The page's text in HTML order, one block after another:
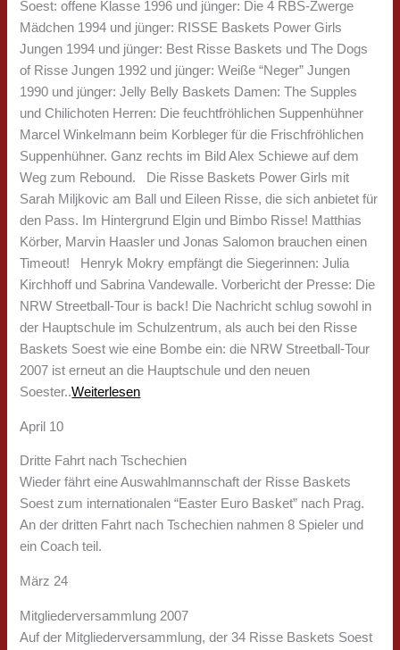
Soest: offene Klasse 1996 und jünger: Die 4 RBS-Zwerge
Mädchen 1994 und jünger: RISSE Baskets Power Girls
Jungen 1994 und jünger: Best Risse Baskets und The Dogs
of Risse Jungen 1992 und jünger: Weiße “Neger” Jungen
1990 und jünger: Jelly Belly Baskets Damen: The Supples
und Chilichoten Herren: Die feuchtfröhlichen Suppenhühner
Marcel Winkelmann beim Korbleger für die Frischfröhlichen
Suppenhühner. Ganz rechts im Bild Alex Schiewe auf dem
Weg zum Rebound. Die Risse Baskets Power Girls mit
Sarah Miljkovic am Ball und Eileen Risse, die sich anbietet für
den Pass. Im Hintergrund Elgin und Bimbo Risse! Matthias
Körber, Marvin Haasler und Jonas Salomon brauchen einen
Timeout! Henryk Mokry empfängt die Siegerinnen: Julia
Kirchhoff und Sabrina Vandewalle. Vorbericht der Presse: Die
NRW Streetball-Tour is back! Die Nachricht schlug sowohl in
der Hauptschule im Schulzentrum, als auch bei den Risse
Baskets Soest wie eine Bombe ein: die NRW Streetball-Tour
2007 ist erneut an die Hauptschule und den neuen
Soester..Weiterlesen
April 10
Dritte Fahrt nach Tschechien
Wieder fährt eine Auswahlmannschaft der Risse Baskets
Soest zum internationalen “Easter Euro Basket” nach Prag.
An der dritten Fahrt nach Tschechien nahmen 8 Spieler und
ein Coach teil.
März 24
Mitgliederversammlung 2007
Auf der Mitgliederversammlung, der 34 Risse Baskets Soest